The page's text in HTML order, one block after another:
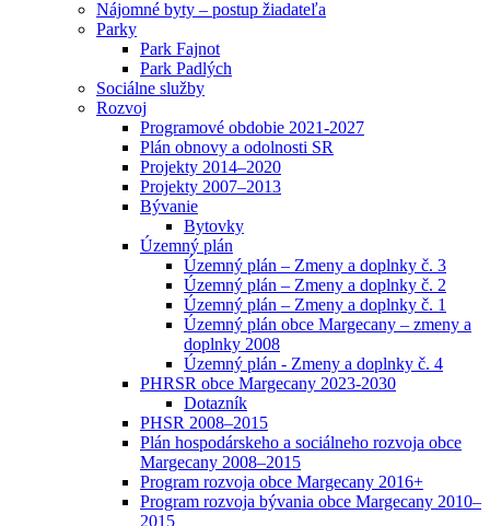
Nájomné byty – postup žiadateľa
Parky
Park Fajnot
Park Padlých
Sociálne služby
Rozvoj
Programové obdobie 2021-2027
Plán obnovy a odolnosti SR
Projekty 2014–2020
Projekty 2007–2013
Bývanie
Bytovky
Územný plán
Územný plán – Zmeny a doplnky č. 3
Územný plán – Zmeny a doplnky č. 2
Územný plán – Zmeny a doplnky č. 1
Územný plán obce Margecany – zmeny a
doplnky 2008
Územný plán - Zmeny a doplnky č. 4
PHRSR obce Margecany 2023-2030
Dotazník
PHSR 2008–2015
Plán hospodárskeho a sociálneho rozvoja obce
Margecany 2008–2015
Program rozvoja obce Margecany 2016+
Program rozvoja bývania obce Margecany 2010–
2015